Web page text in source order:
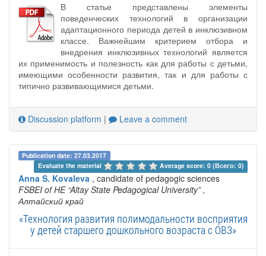
В статье представлены элементы
поведенческих технологий в организации
адаптационного периода детей в инклюзивном
классе. Важнейшим критерием отбора и
внедрения инклюзивных технологий является
их применимость и полезность как для работы с детьми,
имеющими особенности развития, так и для работы с
типично развивающимися детьми.
Discussion platform | Leave a comment
Publication date: 27.03.2017
Evaluate the material
Average score: 0 (Всего: 0)
Anna S. Kovaleva , candidate of pedagogic sciences
FSBEI of HE “Altay State Pedagogical University” ,
Алтайский край
«Технология развития полимодальности восприятия
у детей старшего дошкольного возраста с ОВЗ»